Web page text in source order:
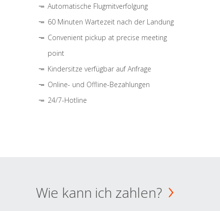
Automatische Flugmitverfolgung
60 Minuten Wartezeit nach der Landung
Convenient pickup at precise meeting
point
Kindersitze verfügbar auf Anfrage
Online- und Offline-Bezahlungen
24/7-Hotline
Wie kann ich zahlen?